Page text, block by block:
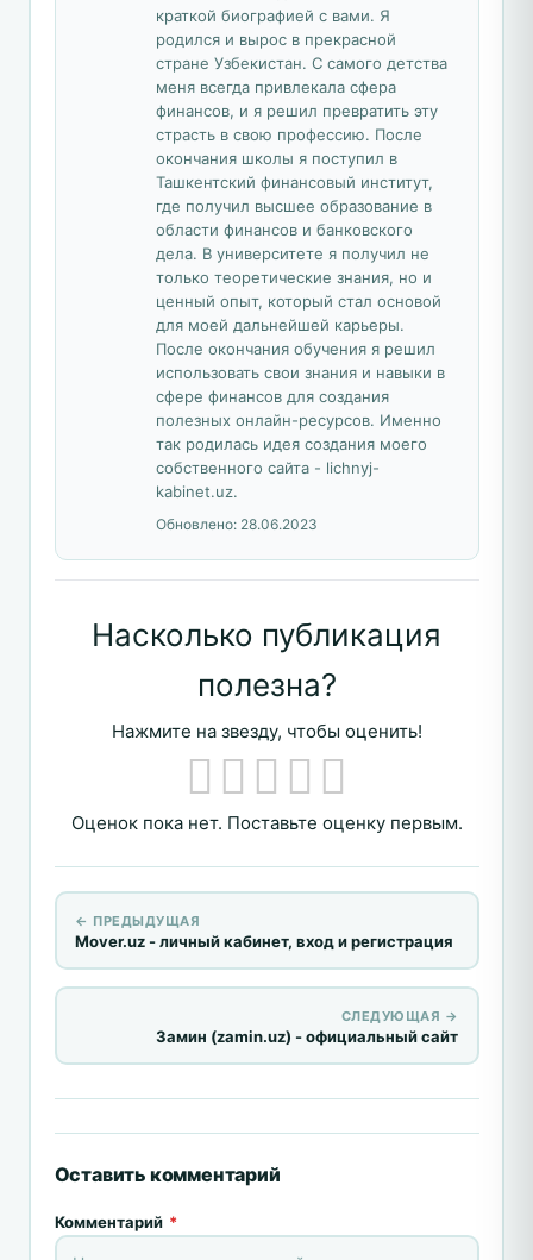
краткой биографией с вами. Я
родился и вырос в прекрасной
стране Узбекистан. С самого детства
меня всегда привлекала сфера
финансов, и я решил превратить эту
страсть в свою профессию. После
окончания школы я поступил в
Ташкентский финансовый институт,
где получил высшее образование в
области финансов и банковского
дела. В университете я получил не
только теоретические знания, но и
ценный опыт, который стал основой
для моей дальнейшей карьеры.
После окончания обучения я решил
использовать свои знания и навыки в
сфере финансов для создания
полезных онлайн-ресурсов. Именно
так родилась идея создания моего
собственного сайта - lichnyj-
kabinet.uz.
Обновлено: 28.06.2023
Насколько публикация
полезна?
Нажмите на звезду, чтобы оценить!
Оценок пока нет. Поставьте оценку первым.
← ПРЕДЫДУЩАЯ
Mover.uz - личный кабинет, вход и регистрация
СЛЕДУЮЩАЯ →
Замин (zamin.uz) - официальный сайт
Оставить комментарий
Комментарий *